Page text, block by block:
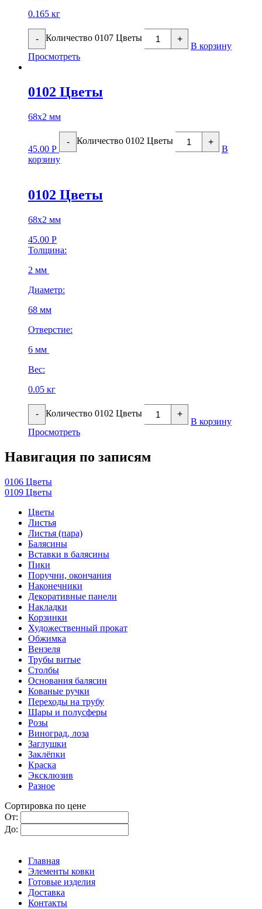
0.165 кг
- Количество 0107 Цветы +
В корзину
Просмотреть
0102 Цветы
68х2 мм
45.00 Р
- Количество 0102 Цветы +
В
корзину
0102 Цветы
68х2 мм
45.00 Р
Толщина:
2 мм
Диаметр:
68 мм
Отверстие:
6 мм
Вес:
0.05 кг
- Количество 0102 Цветы +
В корзину
Просмотреть
Навигация по записям
0106 Цветы
0109 Цветы
Цветы
Листья
Листья (пара)
Балясины
Вставки в балясины
Пики
Поручни, окончания
Наконечники
Декоративные панели
Накладки
Корзинки
Художественный прокат
Обжимка
Вензеля
Трубы витые
Столбы
Основания балясин
Кованые ручки
Переходы на трубу
Шары и полусферы
Розы
Виноград, лоза
Заглушки
Заклёпки
Краска
Эксклюзив
Разное
Сортировка по цене
От:
До:
Главная
Элементы ковки
Готовые изделия
Доставка
Контакты